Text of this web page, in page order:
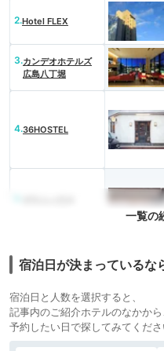
2.Hotel FLEX
3.カンデオホテルズ
広島八丁堀
4.36HOSTEL
6.リーガロイヤルホテ
7.神撰の宿 みや離宮
一覧の
宿泊日が決まっているな
宿泊日と人数を選択すると、
記事内のご紹介ホテルのなかか
予約したい日で探してみてくださ